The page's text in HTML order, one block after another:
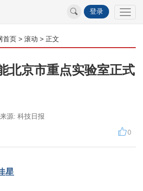
登录
首页 > 滚动 > 正文
北京市重点实验室正式
来源: 科技日报
0
星